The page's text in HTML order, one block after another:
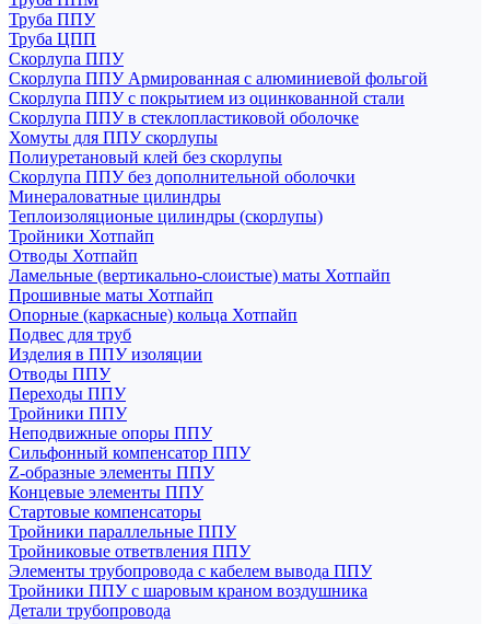
Труба ППУ
Труба ЦПП
Скорлупа ППУ
Скорлупа ППУ Армированная с алюминиевой фольгой
Скорлупа ППУ с покрытием из оцинкованной стали
Скорлупа ППУ в стеклопластиковой оболочке
Хомуты для ППУ скорлупы
Полиуретановый клей без скорлупы
Скорлупа ППУ без дополнительной оболочки
Минераловатные цилиндры
Теплоизоляционые цилиндры (скорлупы)
Тройники Хотпайп
Отводы Хотпайп
Ламельные (вертикально-слоистые) маты Хотпайп
Прошивные маты Хотпайп
Опорные (каркасные) кольца Хотпайп
Подвес для труб
Изделия в ППУ изоляции
Отводы ППУ
Переходы ППУ
Тройники ППУ
Неподвижные опоры ППУ
Cильфонный компенсатор ППУ
Z-образные элементы ППУ
Концевые элементы ППУ
Стартовые компенсаторы
Тройники параллельные ППУ
Тройниковые ответвления ППУ
Элементы трубопровода с кабелем вывода ППУ
Тройники ППУ с шаровым краном воздушника
Детали трубопровода